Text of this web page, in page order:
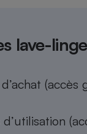
lave-linge
(accès